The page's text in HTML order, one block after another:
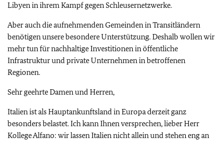
Libyen in ihrem Kampf gegen Schleusernetzwerke.
Aber auch die aufnehmenden Gemeinden in Transitländern
benötigen unsere besondere Unterstützung. Deshalb wollen wir
mehr tun für nachhaltige Investitionen in öffentliche
Infrastruktur und private Unternehmen in betroffenen
Regionen.
Sehr geehrte Damen und Herren,
Italien ist als Hauptankunftsland in Europa derzeit ganz
besonders belastet. Ich kann Ihnen versprechen, lieber Herr
Kollege Alfano: wir lassen Italien nicht allein und stehen eng an